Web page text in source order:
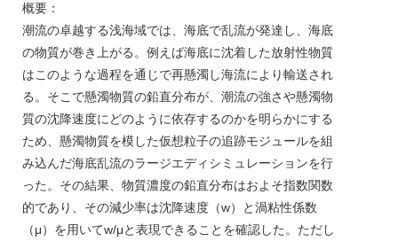
概要：
潮流の卓越する浅海域では、海底で乱流が発達し、海底
の物質が巻き上がる。例えば海底に沈着した放射性物質
はこのような過程を通じで再懸濁し海流により輸送され
る。そこで懸濁物質の鉛直分布が、潮流の強さや懸濁物
質の沈降速度にどのように依存するのかを明らかにする
ため、懸濁物質を模した仮想粒子の追跡モジュールを組
み込んだ海底乱流のラージエディシミュレーションを行
った。その結果、物質濃度の鉛直分布はおよそ指数関数
的であり、その減少率は沈降速度（w）と渦粘性係数
（μ）を用いてw/μと表現できることを確認した。ただし